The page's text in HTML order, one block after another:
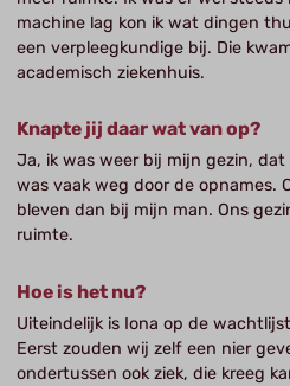
machine lag kon ik wat dingen
een verpleegkundige bij. Die
academisch ziekenhuis.
Knapte jij daar wat van op?
Ja, ik was weer bij mijn gezin,
was vaak weg door de opnames.
bleven dan bij mijn man. Ons
ruimte.
Hoe is het nu?
Uiteindelijk is Iona op de
Eerst zouden wij zelf een nier
ondertussen ook ziek, die kreeg